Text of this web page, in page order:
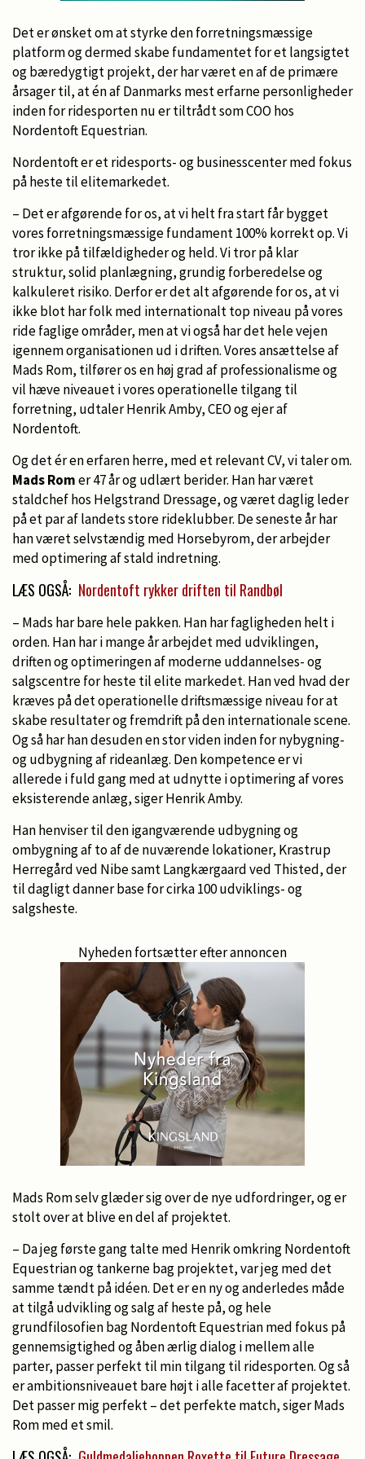
Det er ønsket om at styrke den forretningsmæssige
platform og dermed skabe fundamentet for et langsigtet
og bæredygtigt projekt, der har været en af de primære
årsager til, at én af Danmarks mest erfarne personligheder
inden for ridesporten nu er tiltrådt som COO hos
Nordentoft Equestrian.
Nordentoft er et ridesports- og businesscenter med fokus
på heste til elitemarkedet.
– Det er afgørende for os, at vi helt fra start får bygget
vores forretningsmæssige fundament 100% korrekt op. Vi
tror ikke på tilfældigheder og held. Vi tror på klar
struktur, solid planlægning, grundig forberedelse og
kalkuleret risiko. Derfor er det alt afgørende for os, at vi
ikke blot har folk med internationalt top niveau på vores
ride faglige områder, men at vi også har det hele vejen
igennem organisationen ud i driften. Vores ansættelse af
Mads Rom, tilfører os en høj grad af professionalisme og
vil hæve niveauet i vores operationelle tilgang til
forretning, udtaler Henrik Amby, CEO og ejer af
Nordentoft.
Og det ér en erfaren herre, med et relevant CV, vi taler om.
Mads Romer 47 år og udlært berider. Han har været
staldchef hos Helgstrand Dressage, og været daglig leder
på et par af landets store rideklubber. De seneste år har
han været selvstændig med Horsebyrom, der arbejder
med optimering af stald indretning.
LÆS OGSÅ: Nordentoft rykker driften til Randbøl
– Mads har bare hele pakken. Han har fagligheden helt i
orden. Han har i mange år arbejdet med udviklingen,
driften og optimeringen af moderne uddannelses- og
salgscentre for heste til elite markedet. Han ved hvad der
kræves på det operationelle driftsmæssige niveau for at
skabe resultater og fremdrift på den internationale scene.
Og så har han desuden en stor viden inden for nybygning-
og udbygning af rideanlæg. Den kompetence er vi
allerede i fuld gang med at udnytte i optimering af vores
eksisterende anlæg, siger Henrik Amby.
Han henviser til den igangværende udbygning og
ombygning af to af de nuværende lokationer, Krastrup
Herregård ved Nibe samt Langkærgaard ved Thisted, der
til dagligt danner base for cirka 100 udviklings- og
salgsheste.
Nyheden fortsætter efter annoncen
Mads Rom selv glæder sig over de nye udfordringer, og er
stolt over at blive en del af projektet.
– Da jeg første gang talte med Henrik omkring Nordentoft
Equestrian og tankerne bag projektet, var jeg med det
samme tændt på idéen. Det er en ny og anderledes måde
at tilgå udvikling og salg af heste på, og hele
grundfilosofien bag Nordentoft Equestrian med fokus på
gennemsigtighed og åben ærlig dialog i mellem alle
parter, passer perfekt til min tilgang til ridesporten. Og så
er ambitionsniveauet bare højt i alle facetter af projektet.
Det passer mig perfekt – det perfekte match, siger Mads
Rom med et smil.